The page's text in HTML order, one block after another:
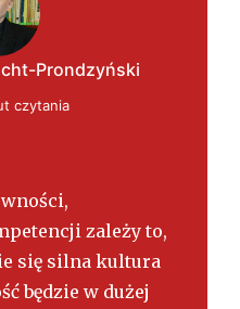
Prondzyński
czytania
zależy to,
się silna kultura
będzie w dużej